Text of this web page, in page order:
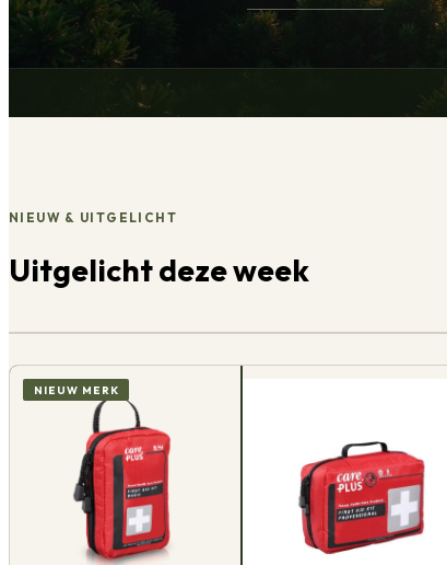
NIEUW & UITGELICHT
Uitgelicht deze week
NIEUW MERK